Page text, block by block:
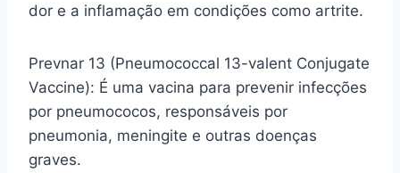
dor e a inflamação em condições como artrite.
Prevnar 13 (Pneumococcal 13-valent Conjugate
Vaccine): É uma vacina para prevenir infecções
por pneumococos, responsáveis por
pneumonia, meningite e outras doenças
graves.